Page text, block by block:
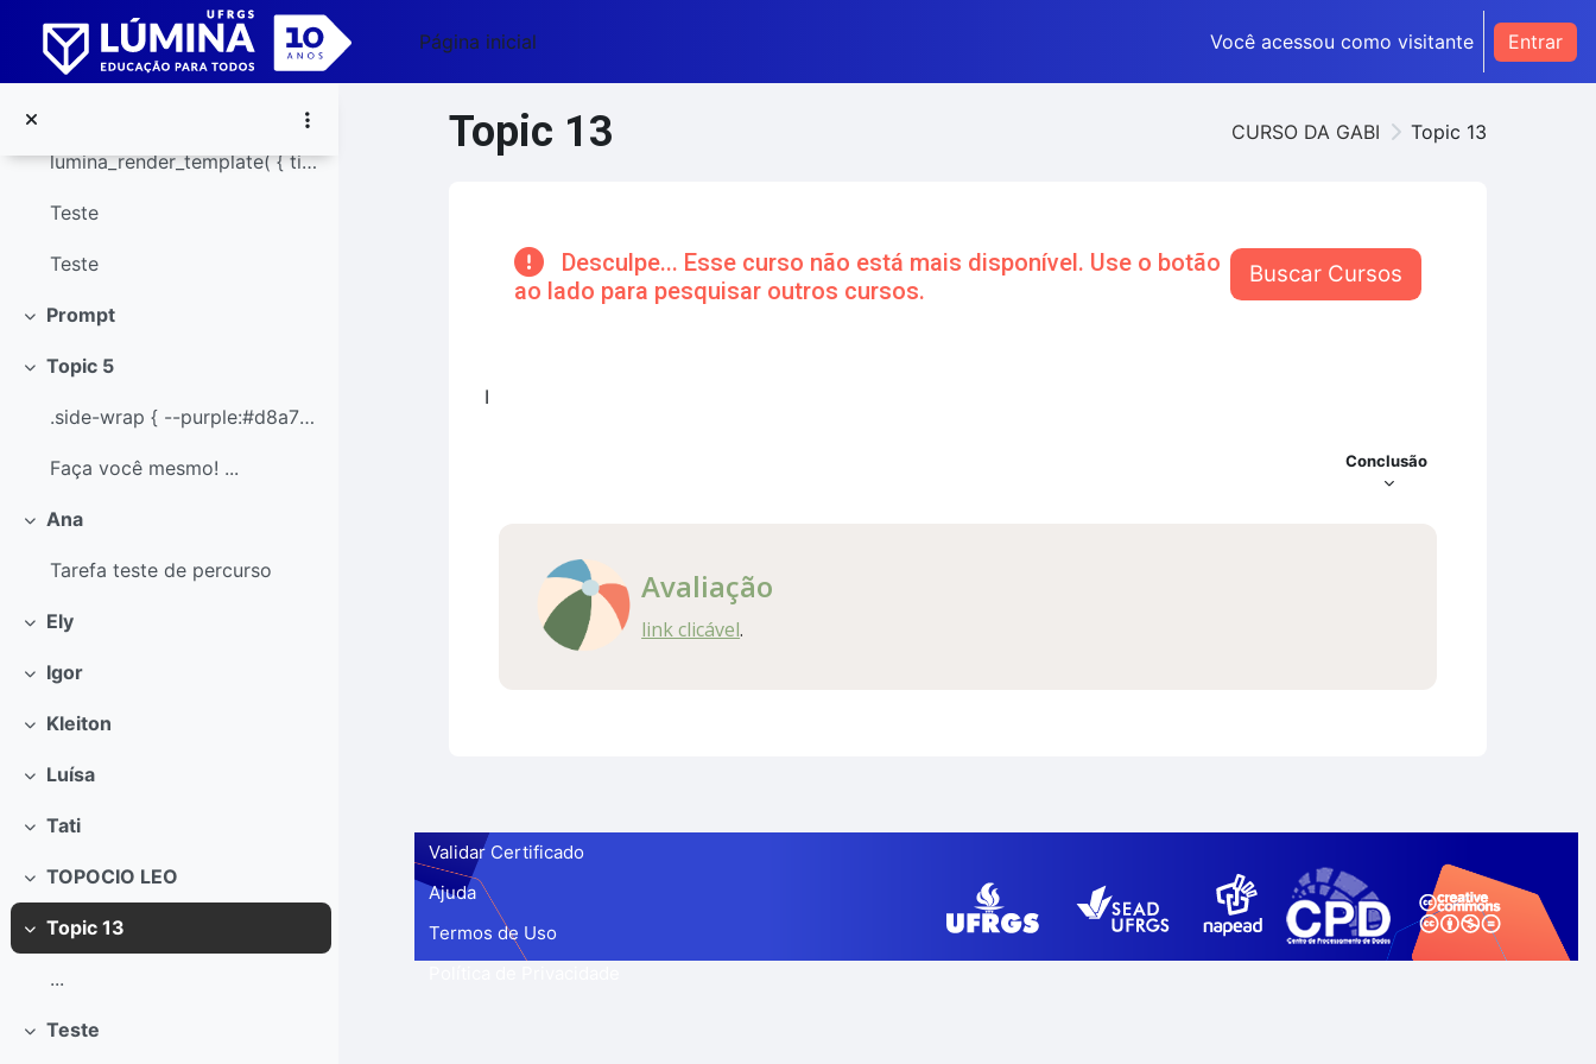
Ir para o conteúdo principal
Página inicial
Você acessou como visitante Entrar
📚 Explorando Cores
Vinícius
lumina_render_template( { title:...
Teste
Teste
Contrair
Prompt
Contrair
Topic 5
.side-wrap { --purple:#d8a7f1; --yel...
Faça você mesmo! ...
Contrair
Ana
Tarefa teste de percurso
Contrair
Ely
Contrair
Igor
Contrair
Kleiton
Contrair
Luísa
Contrair
Tati
Contrair
TOPOCIO LEO
Contrair
Topic 13
...
Contrair
Teste
Topic 13 CURSO DA GABI Topic 13
Desculpe... Esse curso não está mais disponível. Use o botão
ao lado para pesquisar outros cursos.
Buscar Cursos
Contorno da seção
I
Conclusão
Avaliação
link clicável.
Validar Certificado
Ajuda
Termos de Uso